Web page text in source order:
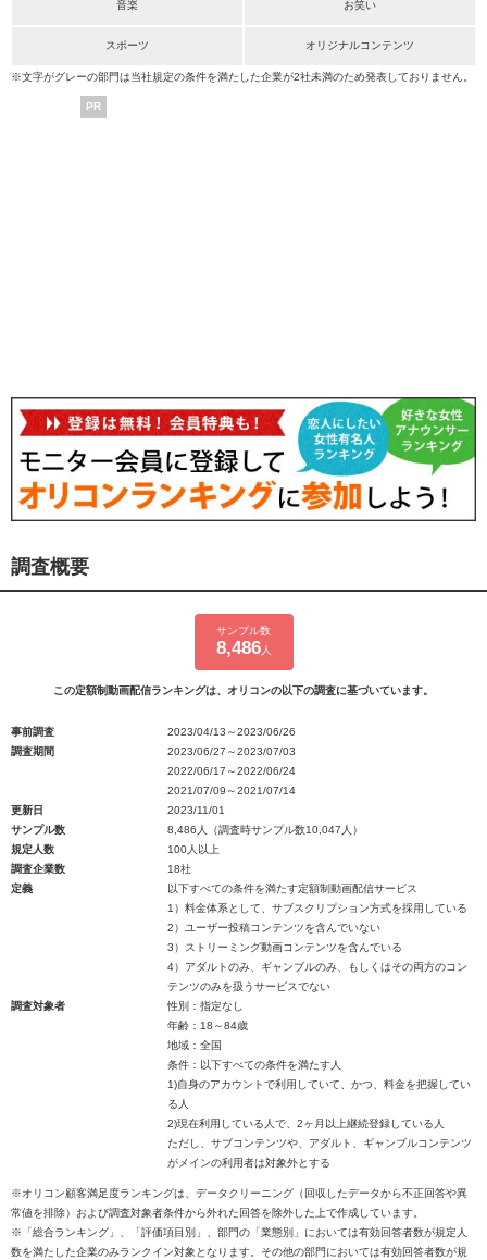
音楽 お笑い
スポーツ オリジナルコンテンツ
※文字がグレーの部門は当社規定の条件を満たした企業が2社未満のため発表しておりません。
PR
調査概要
サンプル数
8,486人
この定額制動画配信ランキングは、オリコンの以下の調査に基づいています。
事前調査
2023/04/13～2023/06/26
調査期間
2023/06/27～2023/07/03
2022/06/17～2022/06/24
2021/07/09～2021/07/14
更新日
2023/11/01
サンプル数
8,486人（調査時サンプル数10,047人）
規定人数
100人以上
調査企業数
18社
定義
以下すべての条件を満たす定額制動画配信サービス
1）料金体系として、サブスクリプション方式を採用している
2）ユーザー投稿コンテンツを含んでいない
3）ストリーミング動画コンテンツを含んでいる
4）アダルトのみ、ギャンブルのみ、もしくはその両方のコン
テンツのみを扱うサービスでない
調査対象者
性別：指定なし
年齢：18～84歳
地域：全国
条件：以下すべての条件を満たす人
1)自身のアカウントで利用していて、かつ、料金を把握してい
る人
2)現在利用している人で、2ヶ月以上継続登録している人
ただし、サブコンテンツや、アダルト、ギャンブルコンテンツ
がメインの利用者は対象外とする
※オリコン顧客満足度ランキングは、データクリーニング（回収したデータから不正回答や異
常値を排除）および調査対象者条件から外れた回答を除外した上で作成しています。
※「総合ランキング」、「評価項目別」、部門の「業態別」においては有効回答者数が規定人
数を満たした企業のみランクイン対象となります。その他の部門においては有効回答者数が規